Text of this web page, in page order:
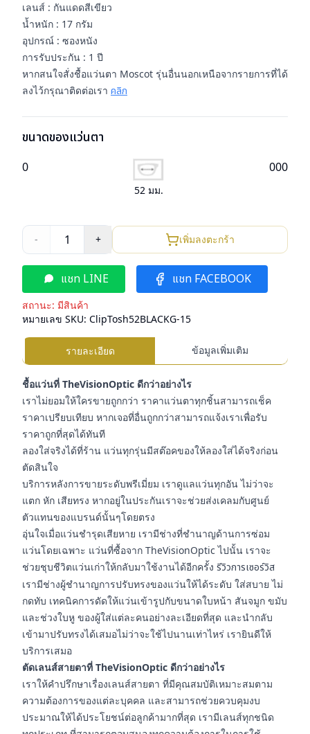
เลนส์ : กันแดดสีเขียว
น้ำหนัก : 17 กรัม
อุปกรณ์ : ซองหนัง
การรับประกัน : 1 ปี
หากสนใจสั่งชื้อแว่นตา Moscot รุ่นอื่นนอกเหนือจากรายการที่ได้
ลงไว้กรุณาติดต่อเรา คลิก
ขนาดของแว่นตา
0
52มม.
000
- 1 + เพิ่มลงตะกร้า
แชท LINE แชท FACEBOOK
สถานะ: มีสินค้า
หมายเลข SKU: ClipTosh52BLACKG-15
รายละเอียด ข้อมูลเพิ่มเติม
ชื้อแว่นที่ TheVisionOptic ดีกว่าอย่างไร
เราไม่ยอมให้ใครขายถูกกว่า ราคาแว่นตาทุกชิ้นสามารถเช็ค
ราคาเปรียบเทียบ หากเจอที่อื่นถูกกว่าสามารถแจ้งเราเพื่อรับ
ราคาถูกที่สุดได้ทันที
ลองใส่จริงได้ที่ร้าน แว่นทุกรุ่นมีสต๊อคของให้ลองใส่ได้จริงก่อน
ตัดสินใจ
บริการหลังการขายระดับพรีเมี่ยม เราดูแลแว่นทุกอัน ไม่ว่าจะ
แตก หัก เสียทรง หากอยู่ในประกันเราจะช่วยส่งเคลมกับศูนย์
ตัวแทนของแบรนด์นั้นๆโดยตรง
อุ่นใจเมื่อแว่นชำรุดเสียหาย เรามีช่างที่ชำนาญด้านการซ่อม
แว่นโดยเฉพาะ แว่นที่ซื้อจาก TheVisionOptic ไปนั้น เราจะ
ช่วยชุบชีวิตแว่นเก่าให้กลับมาใช้งานได้อีกครั้ง รีวิวการเซอร์วิส
เรามีช่างผู้ชำนาญการปรับทรงของแว่นให้ได้ระดับ ใส่สบาย ไม่
กดทับ เทคนิคการดัดให้แว่นเข้ารูปกับขนาดใบหน้า สันจมูก ขมับ
และช่วงใบหู ของผู้ใส่แต่ละคนอย่างละเอียดที่สุด และนำกลับ
เข้ามาปรับทรงได้เสมอไม่ว่าจะใช้ไปนานเท่าไหร่ เรายินดีให้
บริการเสมอ
ตัดเลนส์สายตาที่ TheVisionOptic ดีกว่าอย่างไร
เราให้คำปรึกษาเรื่องเลนส์สายตา ที่มีคุณสมบัติเหมาะสมตาม
ความต้องการของแต่ละบุคคล และสามารถช่วยควบคุมงบ
ประมาณให้ได้ประโยชน์ต่อลูกค้ามากที่สุด เรามีเลนส์ทุกชนิด